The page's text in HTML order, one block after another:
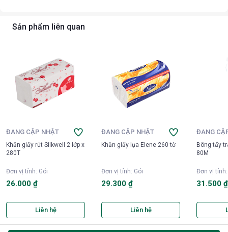
Sản phẩm liên quan
ĐANG CẬP NHẬT
Khăn giấy rút Silkwell 2 lớp x
280T
Đơn vị tính: Gói
26.000 ₫
Liên hệ
ĐANG CẬP NHẬT
Khăn giấy lụa Elene 260 tờ
Đơn vị tính: Gói
29.300 ₫
Liên hệ
ĐANG
Bông tẩy
80M
Đơn vị tính
31.500 ₫